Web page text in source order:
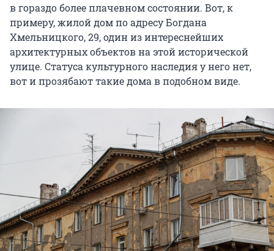
в гораздо более плачевном состоянии. Вот, к
примеру, жилой дом по адресу Богдана
Хмельницкого, 29, один из интереснейших
архитектурных объектов на этой исторической
улице. Статуса культурного наследия у него нет,
вот и прозябают такие дома в подобном виде.